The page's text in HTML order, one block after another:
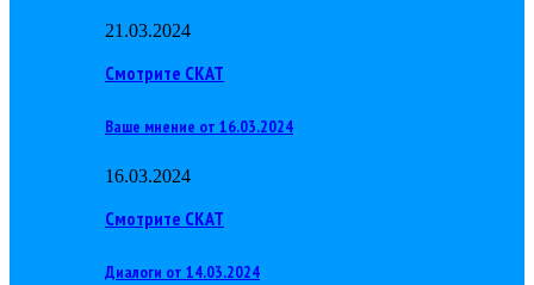
21.03.2024
Смотрите СКАТ
Ваше мнение от 16.03.2024
16.03.2024
Смотрите СКАТ
Диалоги от 14.03.2024